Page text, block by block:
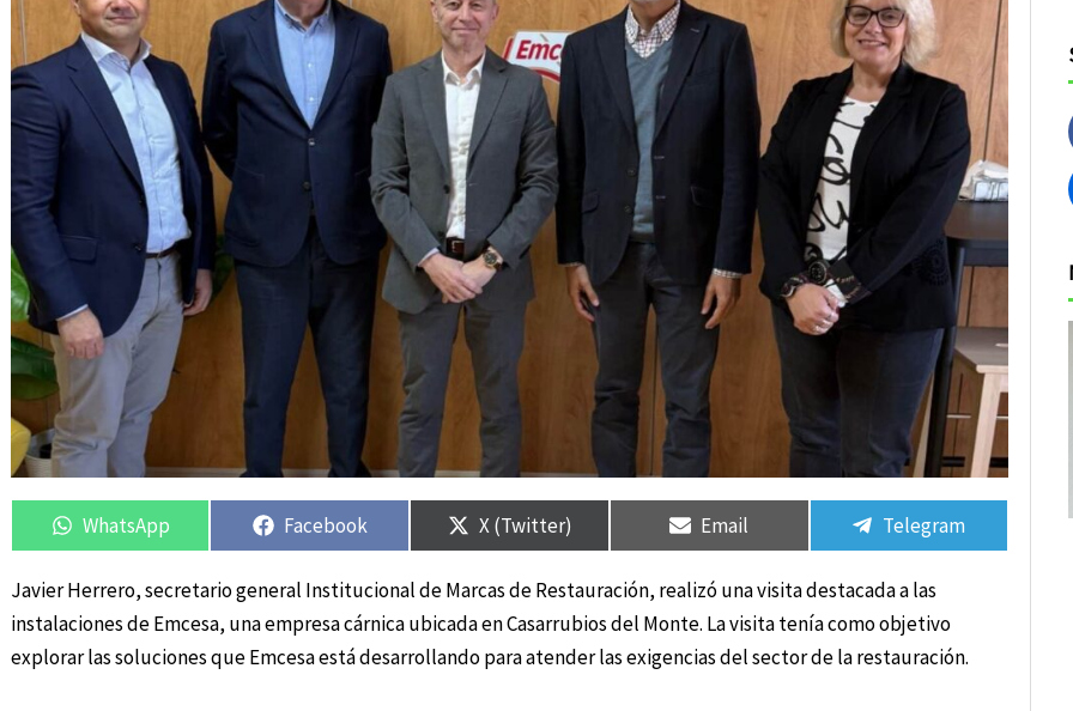
Compartir
en
WhatsApp
Compartir
en
Facebook
Compartir
en
X (Twitter)
Compartir
en
Email
Compartir
en
Telegram
Javier Herrero, secretario general Institucional de Marcas de Restauración, realizó una visita destacada a las
instalaciones de Emcesa, una empresa cárnica ubicada en Casarrubios del Monte. La visita tenía como objetivo
explorar las soluciones que Emcesa está desarrollando para atender las exigencias del sector de la restauración.
Compartir
en
Compartir
en
Compartir
en
Compartir
en
Compartir
en